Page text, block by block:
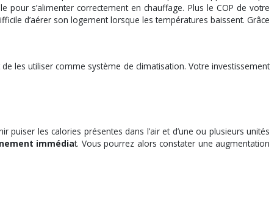
s’alimenter correctement en chauffage. Plus le COP de votre
d’aérer son logement lorsque les températures baissent. Grâce
les utiliser comme système de climatisation. Votre investissement
les calories présentes dans l’air et d’une ou plusieurs unités
immédiat. Vous pourrez alors constater une augmentation